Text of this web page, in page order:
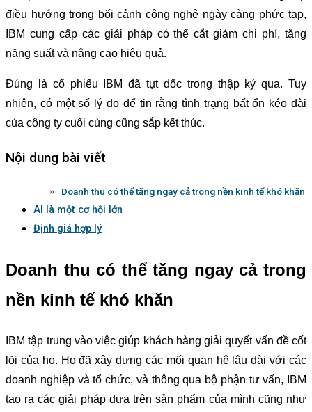
điều hướng trong bối cảnh công nghệ ngày càng phức tạp,
IBM cung cấp các giải pháp có thể cắt giảm chi phí, tăng
năng suất và nâng cao hiệu quả.
Đúng là cổ phiếu IBM đã tụt dốc trong thập kỷ qua. Tuy
nhiên, có một số lý do để tin rằng tình trạng bất ổn kéo dài
của công ty cuối cùng cũng sắp kết thúc.
Nội dung bài viết
Doanh thu có thể tăng ngay cả trong nền kinh tế khó khăn
AI là một cơ hội lớn
Định giá hợp lý
Doanh thu có thể tăng ngay cả trong
nền kinh tế khó khăn
IBM tập trung vào việc giúp khách hàng giải quyết vấn đề cốt
lõi của họ. Họ đã xây dựng các mối quan hệ lâu dài với các
doanh nghiệp và tổ chức, và thông qua bộ phận tư vấn, IBM
tạo ra các giải pháp dựa trên sản phẩm của mình cũng như